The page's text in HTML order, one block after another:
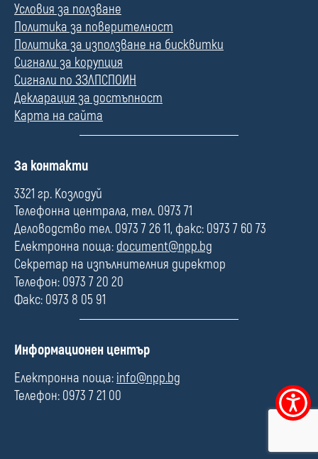
Меню
за
Условия за ползване
Политика за поверителност
Политика за използване на бисквитки
Сигнали за корупция
Сигнали по ЗЗЛПСПОИН
Декларация за достъпност
Карта на сайта
П
л
е
За контакти
3321 гр. Козлодуй
Телефонна централа, тел. 0973 71
Деловодство тел. 0973 7 26 11, факс: 0973 7 60 73
Електронна поща: document@npp.bg
Секретар на изпълнителния директор
Телефон: 0973 7 20 20
Факс: 0973 8 05 91
П
л
е
Информационен център
Електронна поща: info@npp.bg
Телефон: 0973 7 21 00